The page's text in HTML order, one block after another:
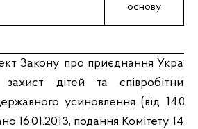
основу
Закону про приєднання
дітей та
усиновлення (вiд
16.01.2013, подання Комітету